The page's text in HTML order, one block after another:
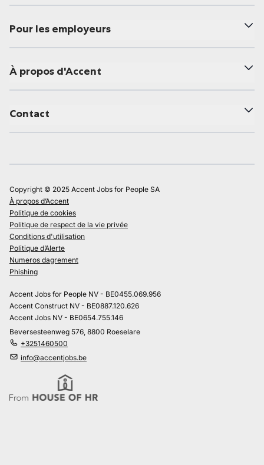
Pour les employeurs
À propos d'Accent
Contact
Copyright © 2025 Accent Jobs for People SA
À propos d’Accent
Politique de cookies
Politique de respect de la vie privée
Conditions d'utilisation
Politique d’Alerte
Numeros dagrement
Phishing
Accent Jobs for People NV - BE0455.069.956
Accent Construct NV - BE0887.120.626
Accent Jobs NV - BE0654.755.146
Beversesteenweg 576, 8800 Roeselare
+3251460500
info@accentjobs.be